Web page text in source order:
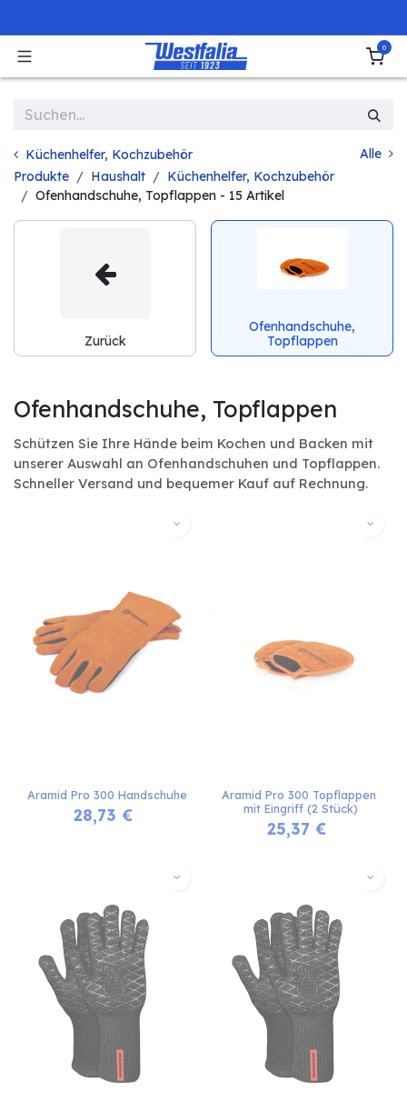
0
Küchenhelfer, Kochzubehör
Alle
Produkte
Haushalt
Küchenhelfer, Kochzubehör
Ofenhandschuhe, Topflappen - 15 Artikel
Zurück
Ofenhandschuhe,
Topflappen
Ofenhandschuhe, Topflappen
Schützen Sie Ihre Hände beim Kochen und Backen mit
unserer Auswahl an Ofenhandschuhen und Topflappen.
Schneller Versand und bequemer Kauf auf Rechnung.
Aramid Pro 300 Handschuhe
28,73 €
Aramid Pro 300 Topflappen
mit Eingriff (2 Stück)
25,37 €